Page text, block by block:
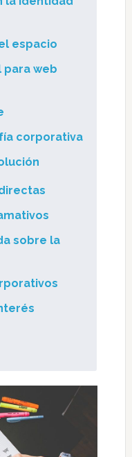
espacio
para web
corporativa
sobre la